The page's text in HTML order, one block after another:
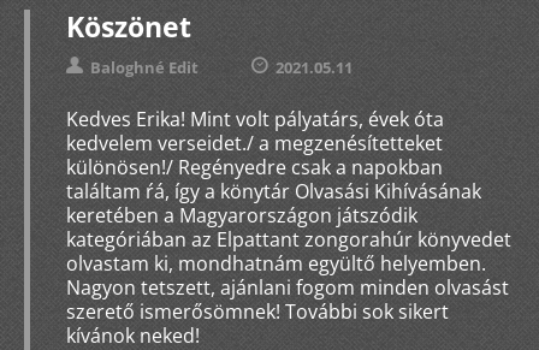
Köszönet
Baloghné Edit 2021.05.11
Kedves Erika! Mint volt pályatárs, évek óta
kedvelem verseidet./ a megzenésítetteket
különösen!/ Regényedre csak a napokban
találtam ŕá, így a könytár Olvasási Kihívásának
keretében a Magyarországon játszódik
kategóriában az Elpattant zongorahúr könyvedet
olvastam ki, mondhatnám együltő helyemben.
Nagyon tetszett, ajánlani fogom minden olvasást
szerető ismerősömnek! További sok sikert
kívánok neked!